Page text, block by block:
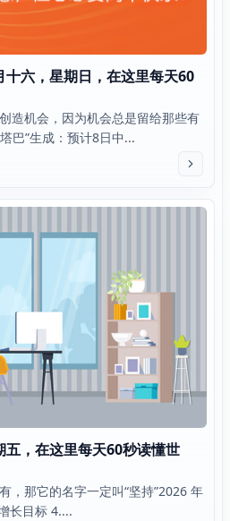
六，星期日，在这里每天60
造机会，因为机会总是留给那些有
巴”生成：预计8日中...
，在这里每天60秒读懂世
，那它的名字一定叫“坚持”2026 年
长目标 4....